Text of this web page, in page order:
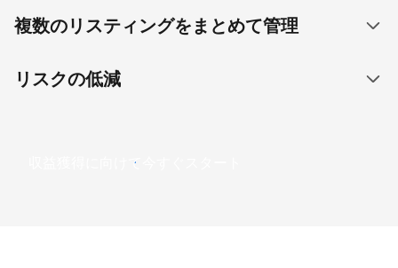
複数のリスティングをまとめて管理
リスクの低減
収益獲得に向けて今すぐスタート